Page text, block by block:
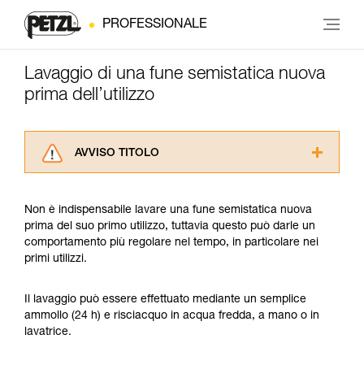
PROFESSIONALE
Lavaggio di una fune semistatica nuova
prima dell’utilizzo
AVVISO TITOLO
consultarlo. Dovete aver compreso le
informazioni dell’istruzione tecnica per poter
capire queste ulteriori informazioni.
La padronanza di queste tecniche richiede una
Verificate con un professionista la vostra
capacità di rifare la manovra, da soli, in piena
Non è indispensabile lavare una fune semistatica nuova
prima del suo primo utilizzo, tuttavia questo può darle un
comportamento più regolare nel tempo, in particolare nei
primi utilizzi.
Il lavaggio può essere effettuato mediante un semplice
ammollo (24 h) e risciacquo in acqua fredda, a mano o in
lavatrice.